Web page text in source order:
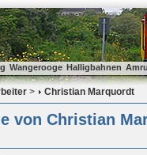
Wangerooge Halligbahnen
> Christian Marquordt
von Christian